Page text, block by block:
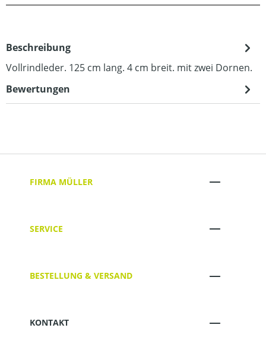
Beschreibung
Vollrindleder. 125 cm lang. 4 cm breit. mit zwei Dornen.
Bewertungen
FIRMA MÜLLER
SERVICE
BESTELLUNG & VERSAND
KONTAKT